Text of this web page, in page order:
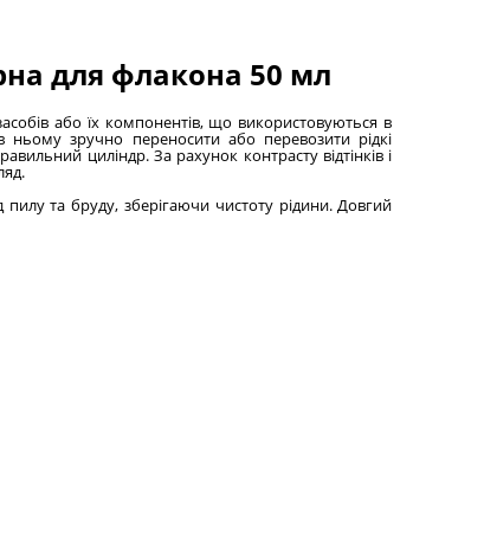
для флакона 50 мл
або їх компонентів, що використовуються в
ньому зручно переносити або перевозити рідкі
циліндр. За рахунок контрасту відтінків і
та бруду, зберігаючи чистоту рідини. Довгий